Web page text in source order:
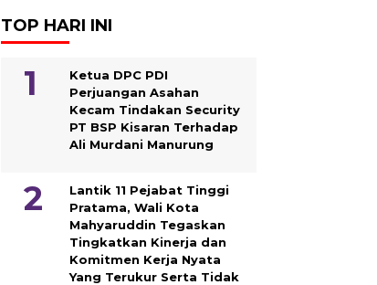
TOP HARI INI
Ketua DPC PDI
Perjuangan Asahan
Kecam Tindakan Security
PT BSP Kisaran Terhadap
Ali Murdani Manurung
Lantik 11 Pejabat Tinggi
Pratama, Wali Kota
Mahyaruddin Tegaskan
Tingkatkan Kinerja dan
Komitmen Kerja Nyata
Yang Terukur Serta Tidak